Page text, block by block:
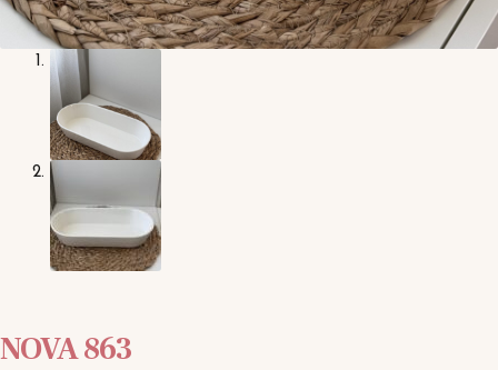
NOVA 863